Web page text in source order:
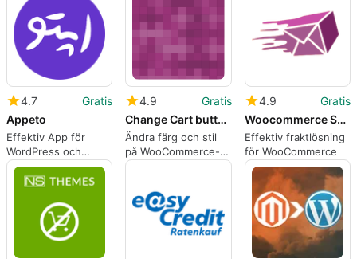
4.7
Gratis
Appeto
Effektiv App för
WordPress och
Woocommerce
4.9
Gratis
Change Cart button Colors WooCommerce
Ändra färg och stil
på WooCommerce-
knappar
4.9
Gratis
Woocommerce Shipping Details
Effektiv fraktlösning
för WooCommerce